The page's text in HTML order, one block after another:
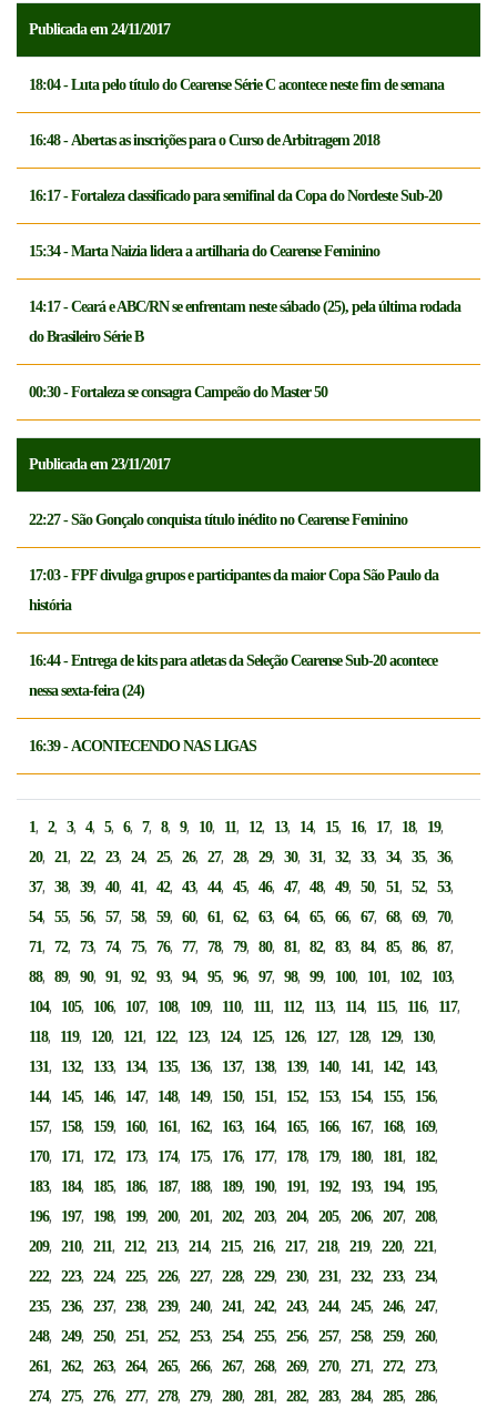
Publicada em 24/11/2017
18:04 - Luta pelo título do Cearense Série C acontece neste fim de semana
16:48 - Abertas as inscrições para o Curso de Arbitragem 2018
16:17 - Fortaleza classificado para semifinal da Copa do Nordeste Sub-20
15:34 - Marta Naizia lidera a artilharia do Cearense Feminino
14:17 - Ceará e ABC/RN se enfrentam neste sábado (25), pela última rodada
do Brasileiro Série B
00:30 - Fortaleza se consagra Campeão do Master 50
Publicada em 23/11/2017
22:27 - São Gonçalo conquista título inédito no Cearense Feminino
17:03 - FPF divulga grupos e participantes da maior Copa São Paulo da
história
16:44 - Entrega de kits para atletas da Seleção Cearense Sub-20 acontece
nessa sexta-feira (24)
16:39 - ACONTECENDO NAS LIGAS
1,2,3,4,5,6,7,8,9, 10, 11, 12, 13, 14, 15, 16, 17, 18, 19,
20,21,22,23,24,25,26,27,28,29,30,31,32,33,34,35,36,
37,38,39,40,41,42,43,44,45,46,47,48,49,50,51,52,53,
54,55,56,57,58,59,60,61,62,63,64,65,66,67,68,69,70,
71,72,73,74,75,76,77,78,79,80,81,82,83,84,85,86,87,
88,89,90,91,92,93,94,95,96,97,98,99, 100, 101, 102, 103,
104, 105, 106, 107, 108, 109, 110, 111, 112, 113, 114, 115, 116, 117,
118, 119, 120, 121, 122, 123, 124, 125, 126, 127, 128, 129, 130,
131, 132, 133, 134, 135, 136, 137, 138, 139, 140, 141, 142, 143,
144, 145, 146, 147, 148, 149, 150, 151, 152, 153, 154, 155, 156,
157, 158, 159, 160, 161, 162, 163, 164, 165, 166, 167, 168, 169,
170, 171, 172, 173, 174, 175, 176, 177, 178, 179, 180, 181, 182,
183, 184, 185, 186, 187, 188, 189, 190, 191, 192, 193, 194, 195,
196, 197, 198, 199,200,201,202,203,204,205,206,207,208,
209,210,211,212,213,214,215,216,217,218,219,220,221,
222,223,224,225,226,227,228,229,230,231,232,233,234,
235,236,237,238,239,240,241,242,243,244,245,246,247,
248,249,250,251,252,253,254,255,256,257,258,259,260,
261,262,263,264,265,266,267,268,269,270,271,272,273,
274,275,276,277,278,279,280,281,282,283,284,285,286,